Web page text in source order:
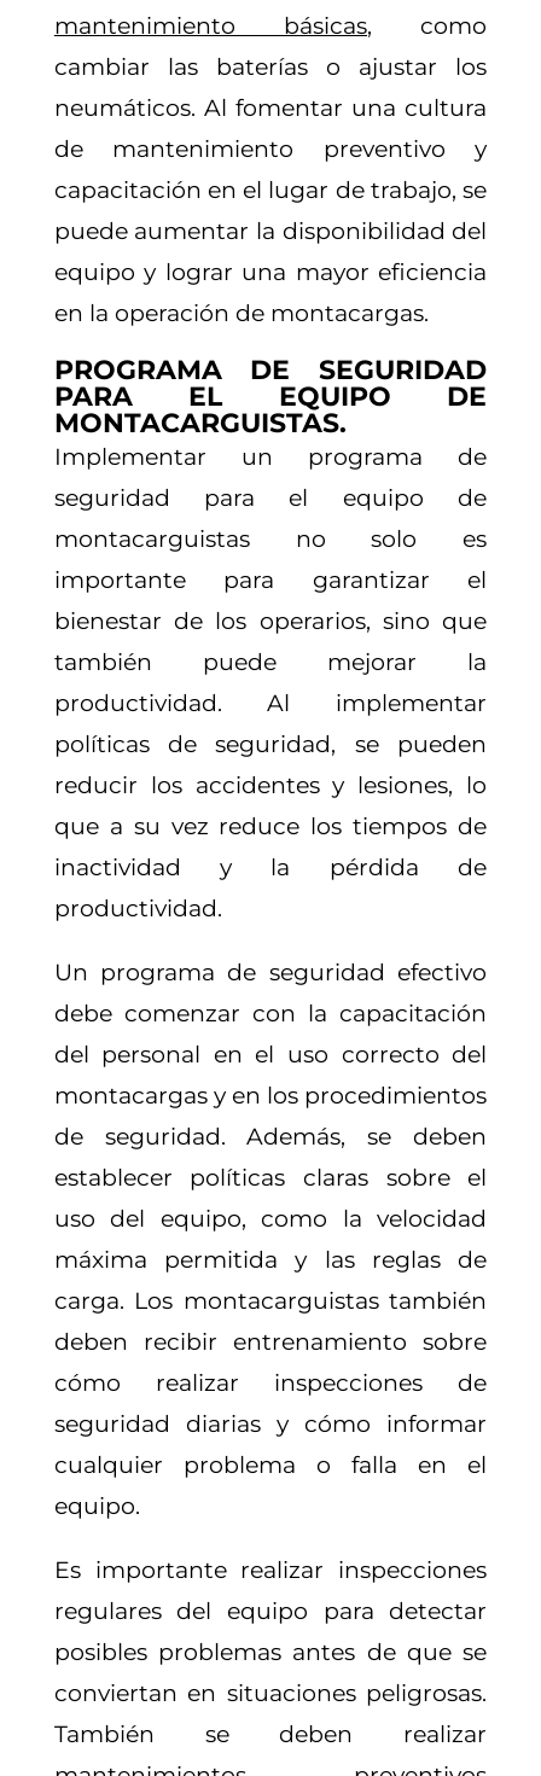
mantenimiento básicas, como
cambiar las baterías o ajustar los
neumáticos. Al fomentar una cultura
de mantenimiento preventivo y
capacitación en el lugar de trabajo, se
puede aumentar la disponibilidad del
equipo y lograr una mayor eficiencia
en la operación de montacargas.
PROGRAMA DE SEGURIDAD
PARA EL EQUIPO DE
MONTACARGUISTAS.
Implementar un programa de
seguridad para el equipo de
montacarguistas no solo es
importante para garantizar el
bienestar de los operarios, sino que
también puede mejorar la
productividad. Al implementar
políticas de seguridad, se pueden
reducir los accidentes y lesiones, lo
que a su vez reduce los tiempos de
inactividad y la pérdida de
productividad.
Un programa de seguridad efectivo
debe comenzar con la capacitación
del personal en el uso correcto del
montacargas y en los procedimientos
de seguridad. Además, se deben
establecer políticas claras sobre el
uso del equipo, como la velocidad
máxima permitida y las reglas de
carga. Los montacarguistas también
deben recibir entrenamiento sobre
cómo realizar inspecciones de
seguridad diarias y cómo informar
cualquier problema o falla en el
equipo.
Es importante realizar inspecciones
regulares del equipo para detectar
posibles problemas antes de que se
conviertan en situaciones peligrosas.
También se deben realizar